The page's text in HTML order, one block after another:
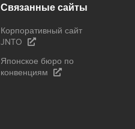
Связанные сайты
Корпоративный сайт
JNTO
Японское бюро по
конвенциям